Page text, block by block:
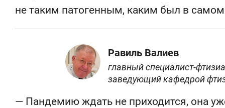
не таким патогенным, каким был в
Равиль Валиев
главный специалист-
заведующий кафедрой
— Пандемию ждать не приходится, она